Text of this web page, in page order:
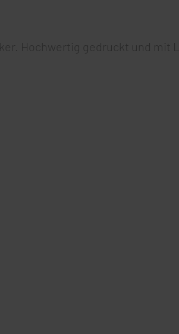
Hochwertig gedruckt und mit